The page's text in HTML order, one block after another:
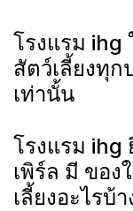
โรงแรม ihg
สัตว์เลี้ยงทุ
เท่านั้น
โรงแรม ihg
เพิร์ล มี ขอ
เลี้ยงอะไรบ้า